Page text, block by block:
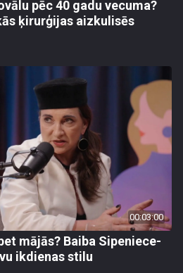
pēc 40 gadu vecuma?
ķirurģijas aizkulisēs
00:03:00
mājās? Baiba Sipeniece-
ikdienas stilu